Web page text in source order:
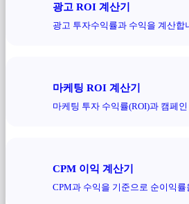
광고 ROI 계산기
광고 투자수익률과 수익을 계산합
마케팅 ROI 계산기
마케팅 투자 수익률(ROI)과 캠페
CPM 이익 계산기
CPM과 수익을 기준으로 순이익률